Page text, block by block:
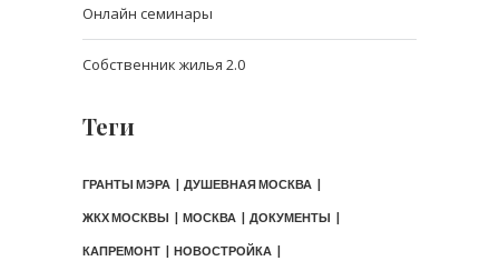
Онлайн семинары
Собственник жилья 2.0
Теги
ГРАНТЫ МЭРА ДУШЕВНАЯ МОСКВА
ЖКХ МОСКВЫ МОСКВА ДОКУМЕНТЫ
КАПРЕМОНТ НОВОСТРОЙКА